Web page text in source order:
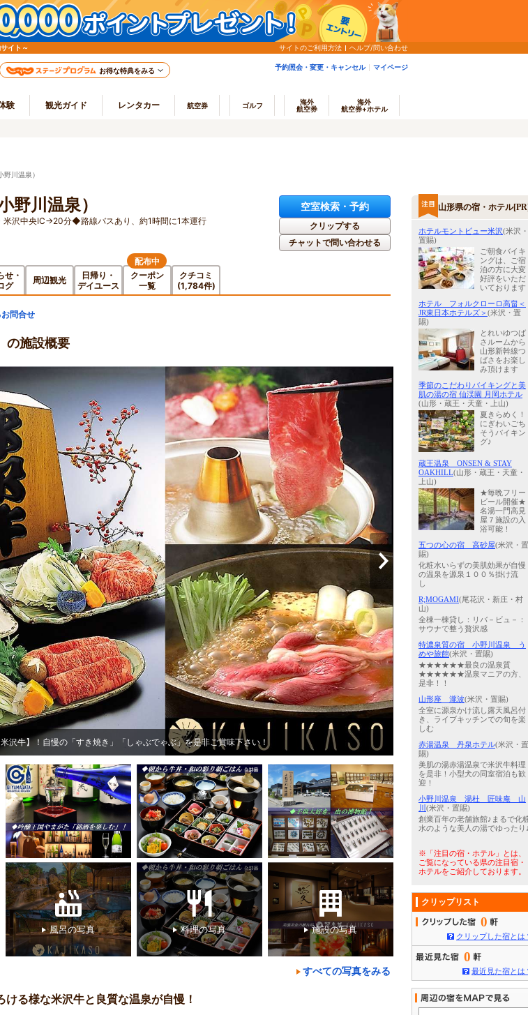
イト～ サイトのご利用方法 ヘルプ/問い合わせ
お得な特典をみる 予約照会・変更・キャンセル マイページ
験 観光ガイド レンタカー 航空券 ゴルフ
海外
航空券
海外
航空券+ホテル
川温泉）
川温泉）
沢中央IC→20分◆路線バスあり、約1時間に1本運行
空室検索・予約
クリップする
チャットで問い合わせる
せ・
グ
周辺観光
日帰り・
デイユース
クーポン
一覧
配布中
クチコミ
(1,784件)
問合せ
の施設概要
天風呂・付45㎡（和室8畳+ツインベット・最新マッサージチェア付）※源泉掛流し 美湯美食の離れ宿「小野川
風呂の写真 料理の写真 施設の写真
すべての写真をみる
る様な米沢牛と良質な温泉が自慢！
山形県の宿・ホテル
ホテルモントビュー米沢(米沢・
置賜)
ご朝食バイキ
ングは、ご宿
泊の方に大変
好評をいただ
いております
ホテル フォルクローロ高畠＜
JR東日本ホテルズ＞ (米沢・置
賜)
とれいゆつば
さルームから
山形新幹線つ
ばさをお楽し
み頂けます
季節のこだわりバイキングと美
肌の湯の宿 仙渓園 月岡ホテル
(山形・蔵王・天童・上山)
夏きらめく！
にぎわいごち
そうバイキン
グ♪
蔵王温泉 ONSEN & STAY
OAKHILL(山形・蔵王・天童・
上山)
★毎晩フリー
ビール開催★
名湯一門高見
屋７施設の入
浴可能！
五つの心の宿 高砂屋(米沢・置
賜)
化粧水いらずの美肌効果が自慢
の温泉を源泉１００％掛け流
し
R;MOGAMI(尾花沢・新庄・村
山)
全棟一棟貸し：リバ－ビュ－：
サウナで整う贅沢感
特濃泉質の宿 小野川温泉 う
めや旅館(米沢・置賜)
★★★★★★最良の温泉質
★★★★★★温泉マニアの方、
是非！！
山形座 瀧波(米沢・置賜)
全室に源泉かけ流し露天風呂付
き、ライブキッチンでの旬を楽
しむ
赤湯温泉 丹泉ホテル(米沢・置
賜)
美肌の湯赤湯温泉で米沢牛料理
を是非！小型犬の同室宿泊も歓
迎！
小野川温泉 湯杜 匠味庵 山
川 (米沢・置賜)
創業百年の老舗旅館♪まるで化
水のような美人の湯でゆったり
※「注目の宿・ホテル」とは、
ご覧になっている県の注目宿・
ホテルをご紹介しております。
クリップリスト
0
クリップした宿とは
0
最近見た宿とは